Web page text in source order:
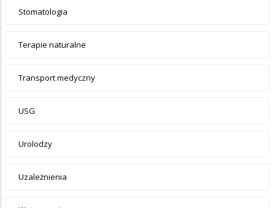
Stomatologia
Terapie naturalne
Transport medyczny
USG
Urolodzy
Uzależnienia